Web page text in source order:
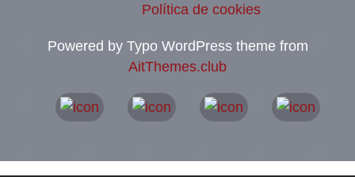
Política de cookies
Powered by Typo WordPress theme from
AitThemes.club